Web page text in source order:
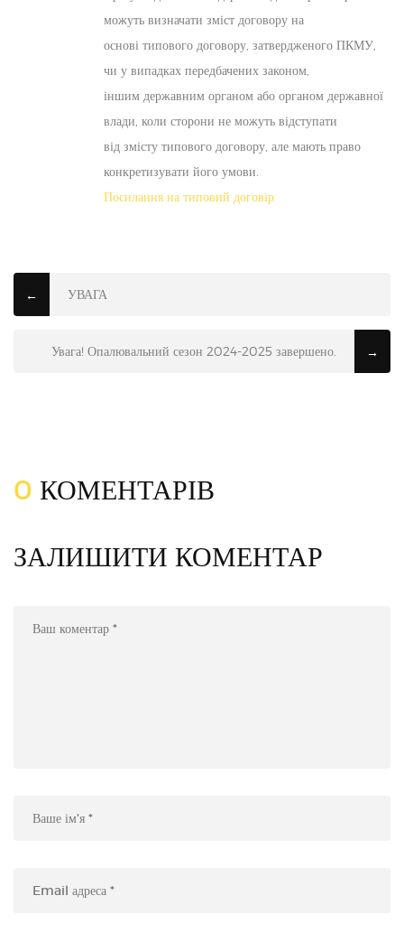
можуть визначати зміст договору на
основі типового договору, затвердженого ПКМУ,
чи у випадках передбачених законом,
іншим державним органом або органом державної
влади, коли сторони не можуть відступати
від змісту типового договору, але мають право
конкретизувати його умови.
Посилання на типовий договір
← УВАГА
Увага! Опалювальний сезон 2024-2025 завершено. →
0 КОМЕНТАРІВ
ЗАЛИШИТИ КОМЕНТАР